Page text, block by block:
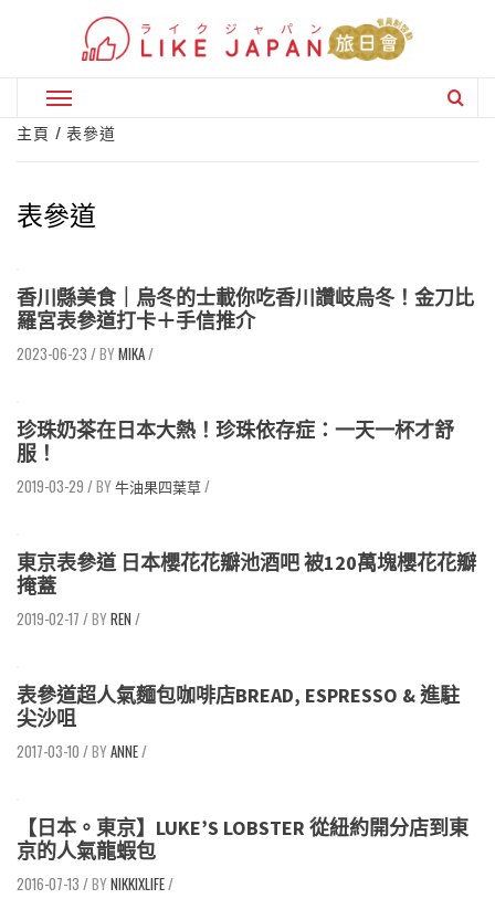
Primary
Menu
主頁 表參道
表參道
香川縣美食｜烏冬的士載你吃香川讚岐烏冬！金刀比
羅宮表參道打卡＋手信推介
2023-06-23 / MIKA/
珍珠奶茶在日本大熱！珍珠依存症：一天一杯才舒
服！
2019-03-29 / 牛油果四葉草/
東京表參道 日本櫻花花瓣池酒吧 被120萬塊櫻花花瓣
掩蓋
2019-02-17 / REN /
表參道超人氣麵包咖啡店BREAD, ESPRESSO & 進駐
尖沙咀
2017-03-10 / ANNE/
【日本。東京】LUKE’S LOBSTER 從紐約開分店到東
京的人氣龍蝦包
2016-07-13 / NIKKIXLIFE/